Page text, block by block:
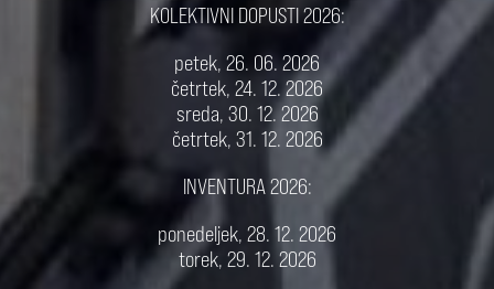
KOLEKTIVNI DOPUSTI 2026:
petek, 26. 06. 2026
četrtek, 24. 12. 2026
sreda, 30. 12. 2026
četrtek, 31. 12. 2026
INVENTURA 2026:
ponedeljek, 28. 12. 2026
torek, 29. 12. 2026